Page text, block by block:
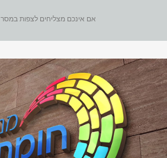
אם אינכם מצליחים לצפות במסר